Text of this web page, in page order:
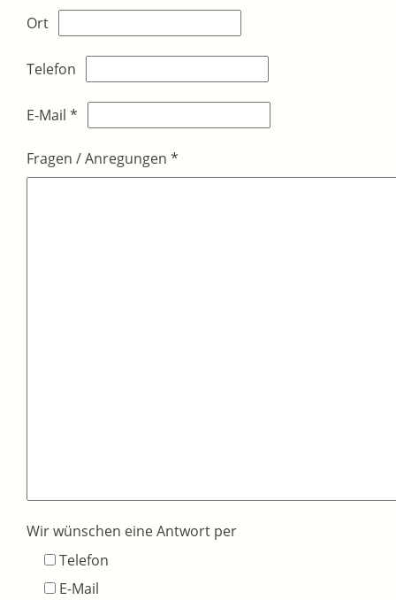
Ort
Telefon
E-Mail *
Fragen / Anregungen *
Wir wünschen eine Antwort per
Telefon
E-Mail